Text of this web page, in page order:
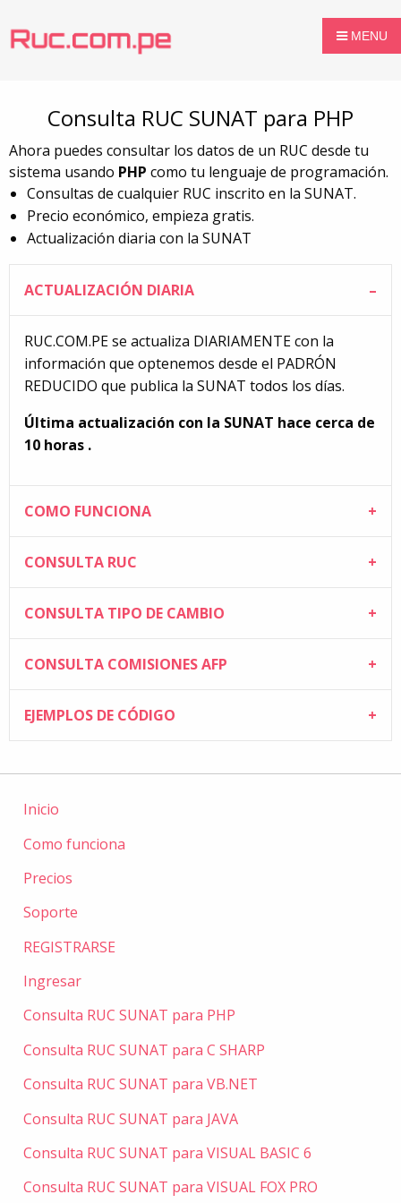
MENU
Consulta RUC SUNAT para PHP
Ahora puedes consultar los datos de un RUC desde tu
sistema usando PHP como tu lenguaje de programación.
Consultas de cualquier RUC inscrito en la SUNAT.
Precio económico, empieza gratis.
Actualización diaria con la SUNAT
ACTUALIZACIÓN DIARIA
RUC.COM.PE se actualiza DIARIAMENTE con la
información que optenemos desde el PADRÓN
REDUCIDO que publica la SUNAT todos los días.
Última actualización con la SUNAT hace cerca de
10 horas .
COMO FUNCIONA
CONSULTA RUC
CONSULTA TIPO DE CAMBIO
CONSULTA COMISIONES AFP
EJEMPLOS DE CÓDIGO
Inicio
Como funciona
Precios
Soporte
REGISTRARSE
Ingresar
Consulta RUC SUNAT para PHP
Consulta RUC SUNAT para C SHARP
Consulta RUC SUNAT para VB.NET
Consulta RUC SUNAT para JAVA
Consulta RUC SUNAT para VISUAL BASIC 6
Consulta RUC SUNAT para VISUAL FOX PRO